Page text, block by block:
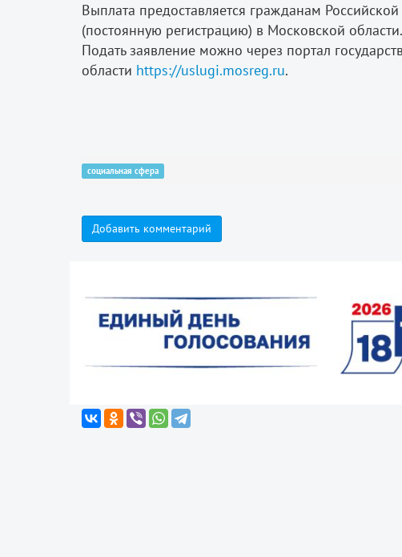
Выплата предоставляется гражданам
(постоянную регистрацию) в Московской области.
Подать заявление можно через портал
области https://uslugi.mosreg.ru.
социальная сфера
Добавить комментарий